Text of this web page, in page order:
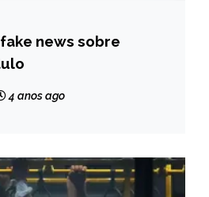
news sobre
4 anos ago